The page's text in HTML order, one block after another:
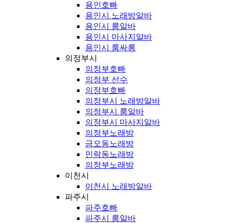
용인호빠
용인시 노래방알바
용인시 룸알바
용인시 마사지알바
용인시 룸싸롱
의정부시
의정부호빠
의정부 선수
의정부호빠
의정부시 노래방알바
의정부시 룸알바
의정부시 마사지알바
의정부노래방
금오동노래방
민락동노래방
의정부노래방
이천시
이천시 노래방알바
파주시
파주호빠
파주시 룸알바